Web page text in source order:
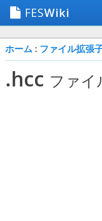
FESWiki
ホーム : ファイル拡張
.hcc ファイ